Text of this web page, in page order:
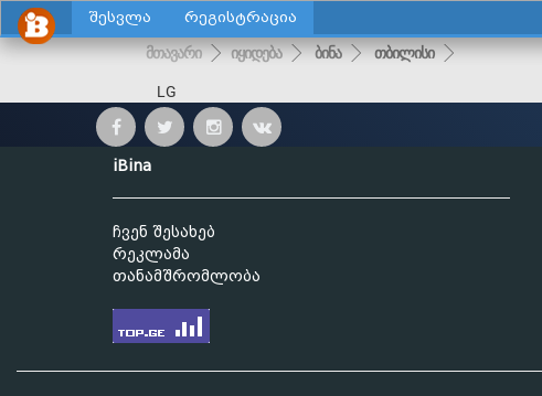
შესვლა რეგისტრაცია
მთავარი იყიდება ბინა თბილისი
LG
iBina
ჩვენ შესახებ
რეკლამა
თანამშრომლობა